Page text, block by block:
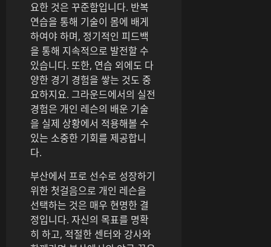
요한 것은 꾸준함입니다. 반복
연습을 통해 기술이 몸에 배게
하여야 하며, 정기적인 피드백
을 통해 지속적으로 발전할 수
있습니다. 또한, 연습 외에도 다
양한 경기 경험을 쌓는 것도 중
요하지요. 그라운드에서의 실전
경험은 개인 레슨의 배운 기술
을 실제 상황에서 적용해볼 수
있는 소중한 기회를 제공합니
다.
부산에서 프로 선수로 성장하기
위한 첫걸음으로 개인 레슨을
선택하는 것은 매우 현명한 결
정입니다. 자신의 목표를 명확
히 하고, 적절한 센터와 강사와